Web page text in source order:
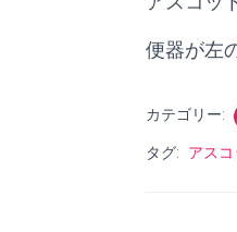
便器が左
カテゴリー:
タグ: アス